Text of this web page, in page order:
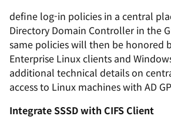
define log-in policies in a central
Directory Domain Controller in the
same policies will then be honored
Enterprise Linux clients and
additional technical details on
access to Linux machines with AD
Integrate SSSD with CIFS Client